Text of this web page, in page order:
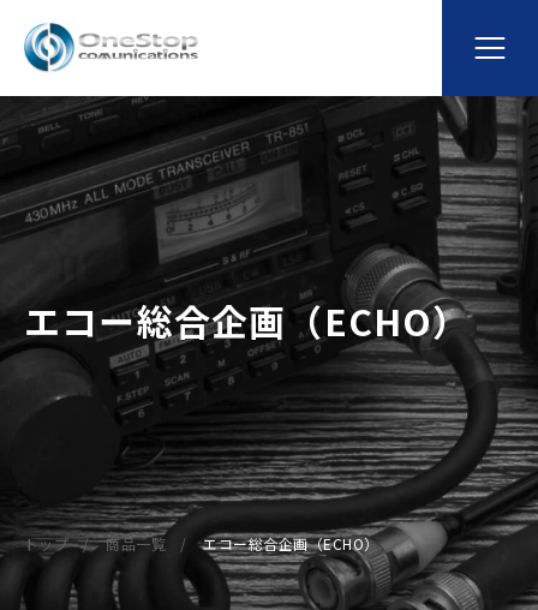
エコー総合企画（ECHO）
トップ 商品一覧 エコー総合企画（ECHO）